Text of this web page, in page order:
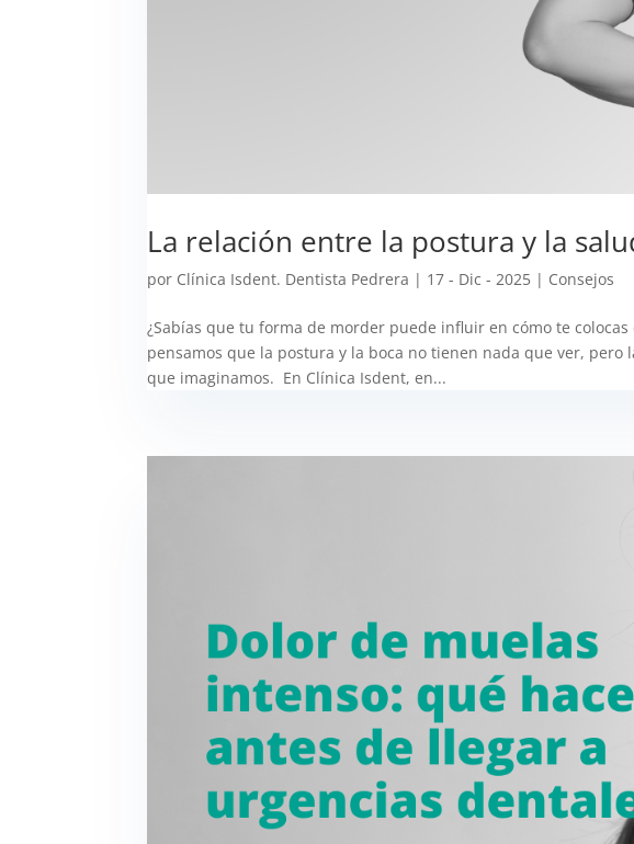
La relación entre la postura y la
por Clínica Isdent. Dentista Pedrera | 17 - Dic - 2025 | Consejos
¿Sabías que tu forma de morder puede influir en cómo te colocas
pensamos que la postura y la boca no tienen nada que ver,
que imaginamos. En Clínica Isdent, en...